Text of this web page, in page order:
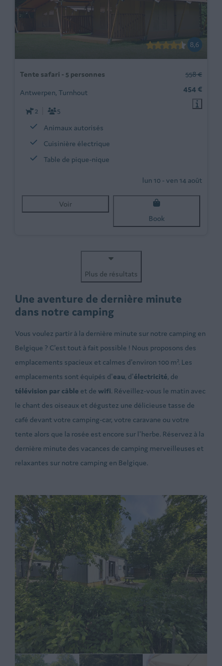
8,6
558 €
454 €
Tente safari - 5 personnes
Antwerpen, Turnhout
2
5
Animaux autorisés
Cuisinière électrique
Table de pique-nique
lun 10 - ven 14 août
Voir
Book
Plus de résultats
Une aventure de dernière minute
dans notre camping
Vous voulez partir à la dernière minute sur notre camping en
Belgique ? C'est tout à fait possible ! Nous proposons des
emplacements spacieux et calmes d'environ 100 m². Les
emplacements sont équipés d'eau, d'électricité, de
télévision par câble et de wifi. Réveillez-vous le matin avec
le chant des oiseaux et dégustez une délicieuse tasse de
café devant votre camping-car, votre caravane ou votre
tente alors que la rosée est encore sur l'herbe. Réservez à la
dernière minute des vacances de camping merveilleuses et
relaxantes sur notre camping en Belgique.